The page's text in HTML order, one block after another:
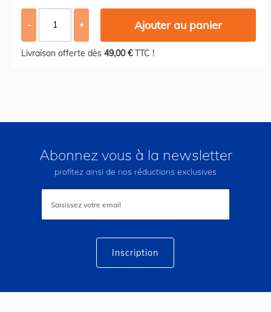
- + Ajouter au panier
Livraison offerte dès 49,00 €TTC !
Abonnez vous à la newsletter
profitez ainsi de nos réductions exclusives
lettre
Inscription